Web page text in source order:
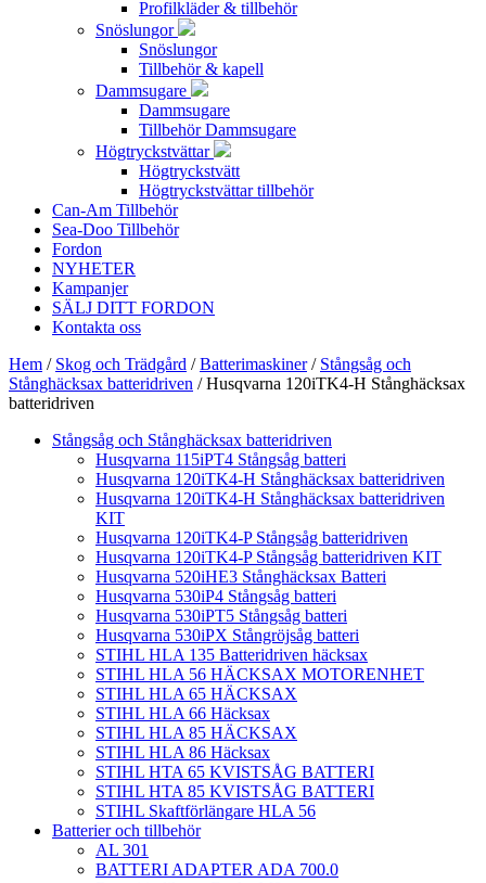
Profilkläder & tillbehör
Snöslungor
Snöslungor
Tillbehör & kapell
Dammsugare
Dammsugare
Tillbehör Dammsugare
Högtryckstvättar
Högtryckstvätt
Högtryckstvättar tillbehör
Can-Am Tillbehör
Sea-Doo Tillbehör
Fordon
NYHETER
Kampanjer
SÄLJ DITT FORDON
Kontakta oss
Hem / Skog och Trädgård /Batterimaskiner/ Stångsåg och
Stånghäcksax batteridriven / Husqvarna 120iTK4-H Stånghäcksax
batteridriven
Stångsåg och Stånghäcksax batteridriven
Husqvarna 115iPT4 Stångsåg batteri
Husqvarna 120iTK4-H Stånghäcksax batteridriven
Husqvarna 120iTK4-H Stånghäcksax batteridriven
KIT
Husqvarna 120iTK4-P Stångsåg batteridriven
Husqvarna 120iTK4-P Stångsåg batteridriven KIT
Husqvarna 520iHE3 Stånghäcksax Batteri
Husqvarna 530iP4 Stångsåg batteri
Husqvarna 530iPT5 Stångsåg batteri
Husqvarna 530iPX Stångröjsåg batteri
STIHL HLA 135 Batteridriven häcksax
STIHL HLA 56 HÄCKSAX MOTORENHET
STIHL HLA 65 HÄCKSAX
STIHL HLA 66 Häcksax
STIHL HLA 85 HÄCKSAX
STIHL HLA 86 Häcksax
STIHL HTA 65 KVISTSÅG BATTERI
STIHL HTA 85 KVISTSÅG BATTERI
STIHL Skaftförlängare HLA 56
Batterier och tillbehör
AL 301
BATTERI ADAPTER ADA 700.0